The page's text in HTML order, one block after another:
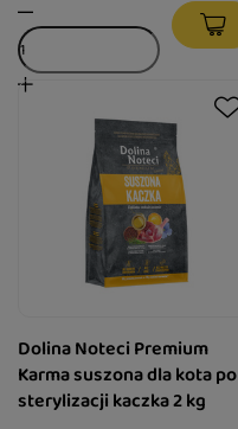
Dolina Noteci Premium
Karma suszona dla kota po
sterylizacji kaczka 2 kg